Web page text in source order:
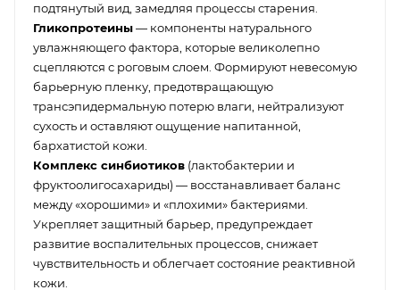
подтянутый вид, замедляя процессы старения.
Гликопротеины— компоненты натурального
увлажняющего фактора, которые великолепно
сцепляются с роговым слоем. Формируют невесомую
барьерную пленку, предотвращающую
трансэпидермальную потерю влаги, нейтрализуют
сухость и оставляют ощущение напитанной,
бархатистой кожи.
Комплекс синбиотиков (лактобактерии и
фруктоолигосахариды) — восстанавливает баланс
между «хорошими» и «плохими» бактериями.
Укрепляет защитный барьер, предупреждает
развитие воспалительных процессов, снижает
чувствительность и облегчает состояние реактивной
кожи.